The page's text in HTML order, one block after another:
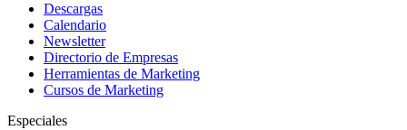
Descargas
Calendario
Newsletter
Directorio de Empresas
Herramientas de Marketing
Cursos de Marketing
Especiales